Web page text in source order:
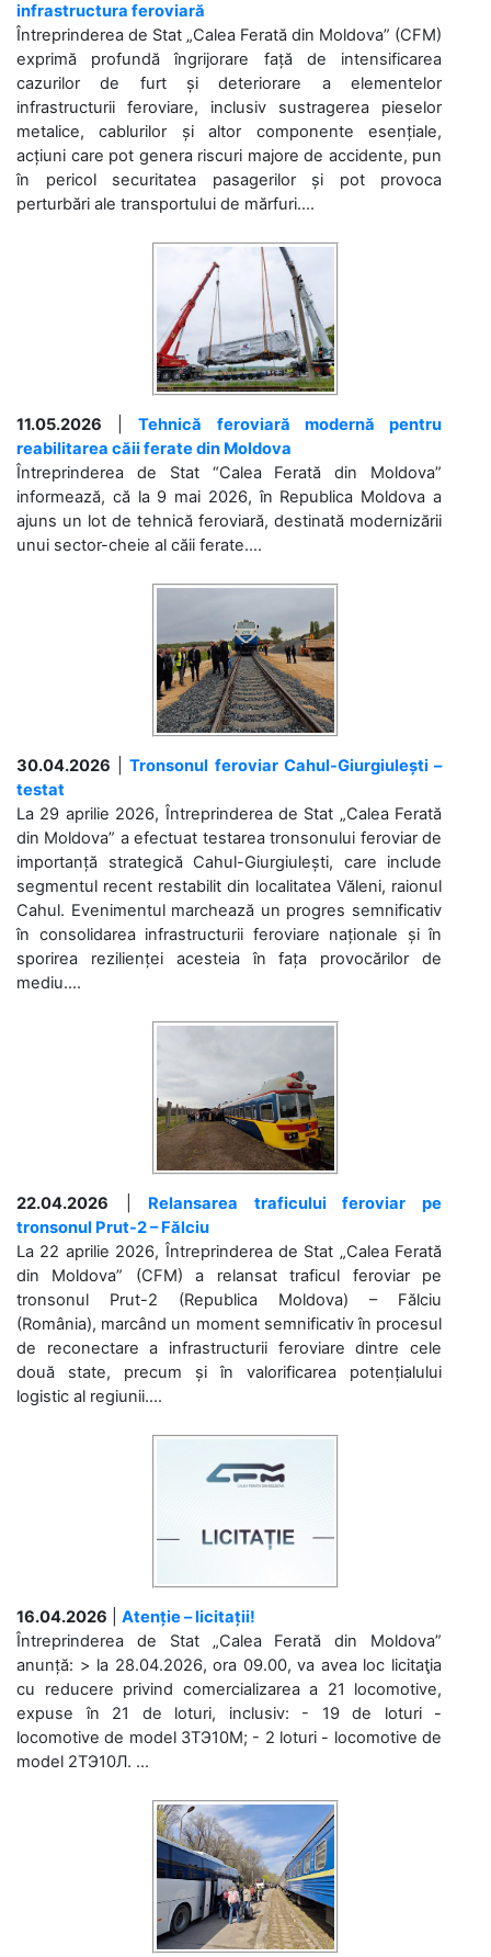
infrastructura feroviară
Întreprinderea de Stat „Calea Ferată din Moldova” (CFM)
exprimă profundă îngrijorare față de intensificarea
cazurilor de furt și deteriorare a elementelor
infrastructurii feroviare, inclusiv sustragerea pieselor
metalice, cablurilor și altor componente esențiale,
acțiuni care pot genera riscuri majore de accidente, pun
în pericol securitatea pasagerilor și pot provoca
perturbări ale transportului de mărfuri....
11.05.2026 |Tehnică feroviară modernă pentru
reabilitarea căii ferate din Moldova
Întreprinderea de Stat “Calea Ferată din Moldova”
informează, că la 9 mai 2026, în Republica Moldova a
ajuns un lot de tehnică feroviară, destinată modernizării
unui sector-cheie al căii ferate....
30.04.2026 |Tronsonul feroviar Cahul-Giurgiulești –
testat
La 29 aprilie 2026, Întreprinderea de Stat „Calea Ferată
din Moldova” a efectuat testarea tronsonului feroviar de
importanță strategică Cahul-Giurgiulești, care include
segmentul recent restabilit din localitatea Văleni, raionul
Cahul. Evenimentul marchează un progres semnificativ
în consolidarea infrastructurii feroviare naționale și în
sporirea rezilienței acesteia în fața provocărilor de
mediu....
22.04.2026
Relansarea traficului feroviar pe
tronsonul Prut-2 – Fălciu
La 22 aprilie 2026, Întreprinderea de Stat „Calea Ferată
din Moldova” (CFM) a relansat traficul feroviar pe
tronsonul Prut-2 (Republica Moldova) – Fălciu
(România), marcând un moment semnificativ în procesul
de reconectare a infrastructurii feroviare dintre cele
două state, precum și în valorificarea potențialului
logistic al regiunii....
16.04.2026
Atenție – licitații!
Întreprinderea de Stat „Calea Ferată din Moldova”
anunță: > la 28.04.2026, ora 09.00, va avea loc licitaţia
cu reducere privind comercializarea a 21 locomotive,
expuse în 21 de loturi, inclusiv: - 19 de loturi -
locomotive de model 3ТЭ10М; - 2 loturi - locomotive de
model 2ТЭ10Л. ...